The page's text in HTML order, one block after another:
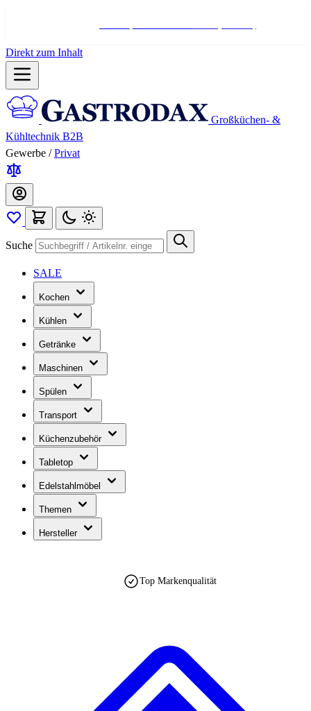
Direkt zum Inhalt
Großküchen- &
Kühltechnik B2B
Gewerbe / Privat
Suche
SALE
Kochen
Kühlen
Getränke
Maschinen
Spülen
Transport
Küchenzubehör
Tabletop
Edelstahlmöbel
Themen
Hersteller
Top Markenqualität